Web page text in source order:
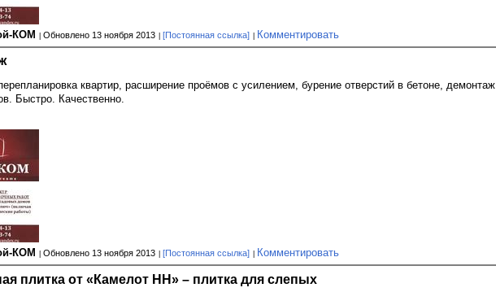
КОМ Обновлено 13 ноября 2013 [Постоянная ссылка] Комментировать
квартир, расширение проёмов с усилением, бурение отверстий в бетоне, демонтаж
Быстро. Качественно.
КОМ Обновлено 13 ноября 2013 [Постоянная ссылка] Комментировать
плитка от «Камелот НН» – плитка для слепых